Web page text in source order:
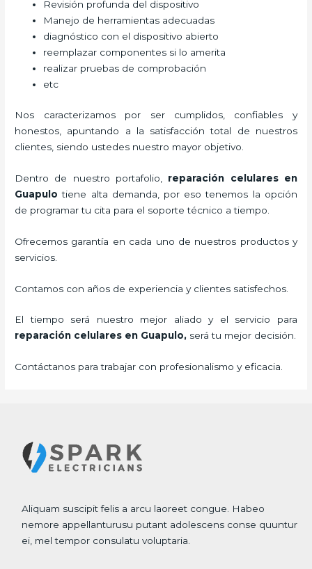
Revisión profunda del dispositivo
Manejo de herramientas adecuadas
diagnóstico con el dispositivo abierto
reemplazar componentes si lo amerita
realizar pruebas de comprobación
etc
Nos caracterizamos por ser cumplidos, confiables y
honestos, apuntando a la satisfacción total de nuestros
clientes, siendo ustedes nuestro mayor objetivo.
Dentro de nuestro portafolio, reparación celulares en
Guapulo tiene alta demanda, por eso tenemos la opción
de programar tu cita para el soporte técnico a tiempo.
Ofrecemos garantía en cada uno de nuestros productos y
servicios.
Contamos con años de experiencia y clientes satisfechos.
El tiempo será nuestro mejor aliado y el servicio para
reparación celulares en Guapulo, será tu mejor decisión.
Contáctanos para trabajar con profesionalismo y eficacia.
Aliquam suscipit felis a arcu laoreet congue. Habeo
nemore appellanturusu putant adolescens conse quuntur
ei, mel tempor consulatu voluptaria.